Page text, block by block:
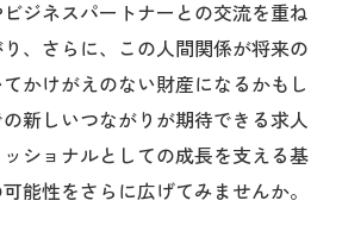
ジネスパートナーとの交流を重ね
、さらに、この人間関係が将来の
かけがえのない財産になるかもし
新しいつながりが期待できる求人
ショナルとしての成長を支える基
能性をさらに広げてみませんか。